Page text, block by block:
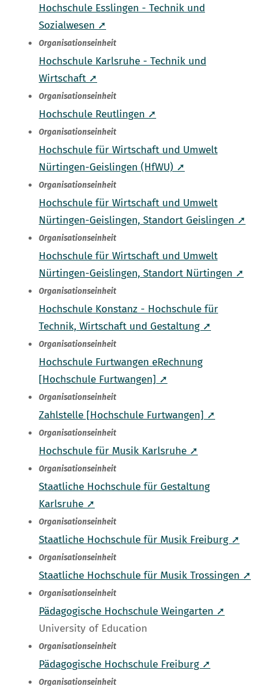
Hochschule Esslingen - Technik und
Sozialwesen ➚
Organisationseinheit
Hochschule Karlsruhe - Technik und
Wirtschaft ➚
Organisationseinheit
Hochschule Reutlingen ➚
Organisationseinheit
Hochschule für Wirtschaft und Umwelt
Nürtingen-Geislingen (HfWU) ➚
Organisationseinheit
Hochschule für Wirtschaft und Umwelt
Nürtingen-Geislingen, Standort Geislingen ➚
Organisationseinheit
Hochschule für Wirtschaft und Umwelt
Nürtingen-Geislingen, Standort Nürtingen ➚
Organisationseinheit
Hochschule Konstanz - Hochschule für
Technik, Wirtschaft und Gestaltung ➚
Organisationseinheit
Hochschule Furtwangen eRechnung
[Hochschule Furtwangen] ➚
Organisationseinheit
Zahlstelle [Hochschule Furtwangen] ➚
Organisationseinheit
Hochschule für Musik Karlsruhe ➚
Organisationseinheit
Staatliche Hochschule für Gestaltung
Karlsruhe ➚
Organisationseinheit
Staatliche Hochschule für Musik Freiburg ➚
Organisationseinheit
Staatliche Hochschule für Musik Trossingen ➚
Organisationseinheit
Pädagogische Hochschule Weingarten ➚
University of Education
Organisationseinheit
Pädagogische Hochschule Freiburg ➚
Organisationseinheit